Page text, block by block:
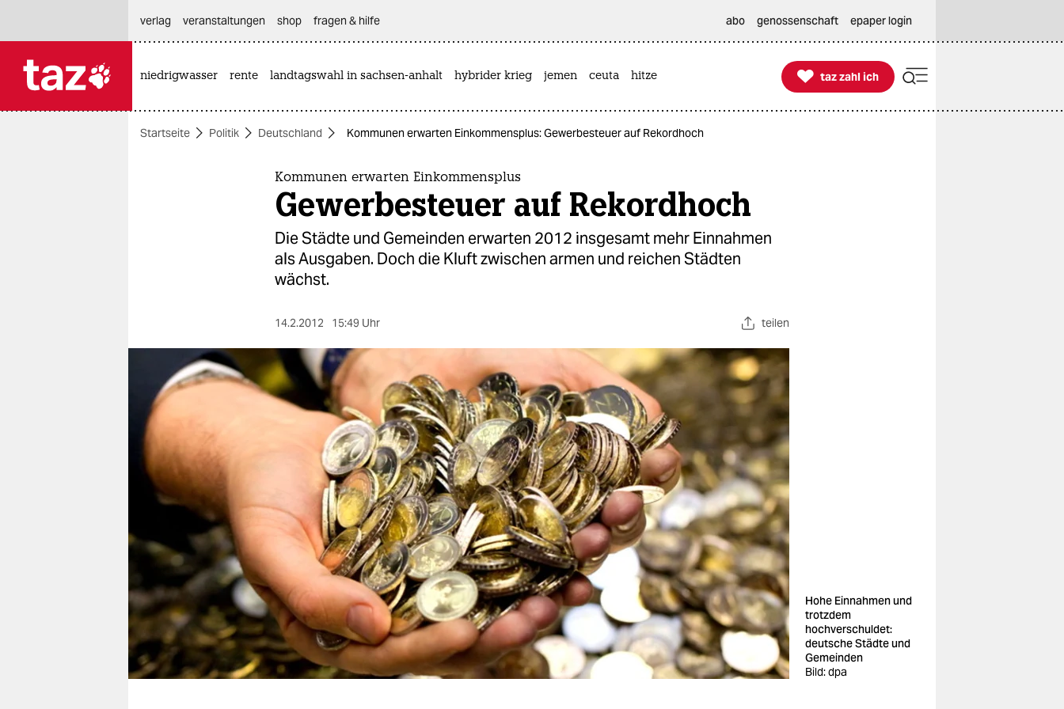
themen
nord
wahrheit
verlag
verlag
veranstaltungen
shop
fragen & hilfe
unterstützen
abo
genossenschaft
verlag
veranstaltungen shop fragen & hilfe abo genossenschaft epaper login
niedrigwasser rente landtagswahl in sachsen-anhalt hybrider krieg jemen ceuta hitze 
taz zahl ich
taz zahl ich
Startseite Politik Deutschland Kommunen erwarten Einkommensplus: Gewerbesteuer auf Rekordhoch
Kommunen erwarten Einkommensplus
Gewerbesteuer auf Rekordhoch
Die Städte und Gemeinden erwarten 2012 insgesamt mehr Einnahmen
als Ausgaben. Doch die Kluft zwischen armen und reichen Städten
wächst.
14.2.2012 15:49 Uhr teilen
Hohe Einnahmen und
trotzdem
hochverschuldet:
deutsche Städte und
Gemeinden
Bild: dpa